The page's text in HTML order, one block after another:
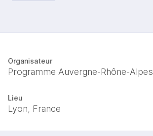
Organisateur
Programme Auvergne-Rhône-Alpes
Lieu
Lyon, France